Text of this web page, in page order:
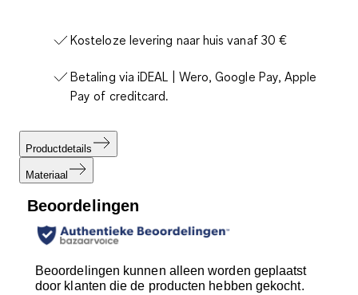
Kosteloze levering naar huis vanaf 30 €
Betaling via iDEAL | Wero, Google Pay, Apple
Pay of creditcard.
Productdetails
Materiaal
Beoordelingen
Beoordelingen kunnen alleen worden geplaatst
door klanten die de producten hebben gekocht.